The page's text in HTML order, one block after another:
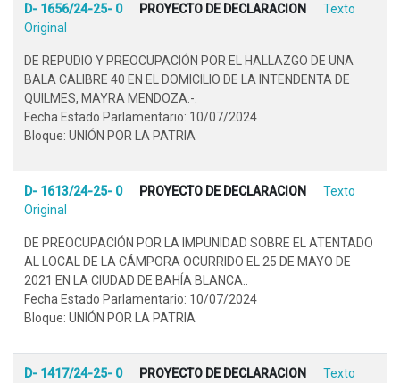
D- 1656/24-25- 0 PROYECTO DE DECLARACION
Texto
Original
DE REPUDIO Y PREOCUPACIÓN POR EL HALLAZGO DE UNA
BALA CALIBRE 40 EN EL DOMICILIO DE LA INTENDENTA DE
QUILMES, MAYRA MENDOZA.-.
Fecha Estado Parlamentario: 10/07/2024
Bloque: UNIÓN POR LA PATRIA
D- 1613/24-25- 0 PROYECTO DE DECLARACION
Texto
Original
DE PREOCUPACIÓN POR LA IMPUNIDAD SOBRE EL ATENTADO
AL LOCAL DE LA CÁMPORA OCURRIDO EL 25 DE MAYO DE
2021 EN LA CIUDAD DE BAHÍA BLANCA..
Fecha Estado Parlamentario: 10/07/2024
Bloque: UNIÓN POR LA PATRIA
D- 1417/24-25- 0 PROYECTO DE DECLARACION
Texto